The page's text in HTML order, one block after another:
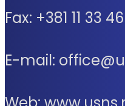
Fax: +381 11 33
E-mail: